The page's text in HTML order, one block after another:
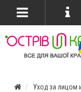
Уход за лицом